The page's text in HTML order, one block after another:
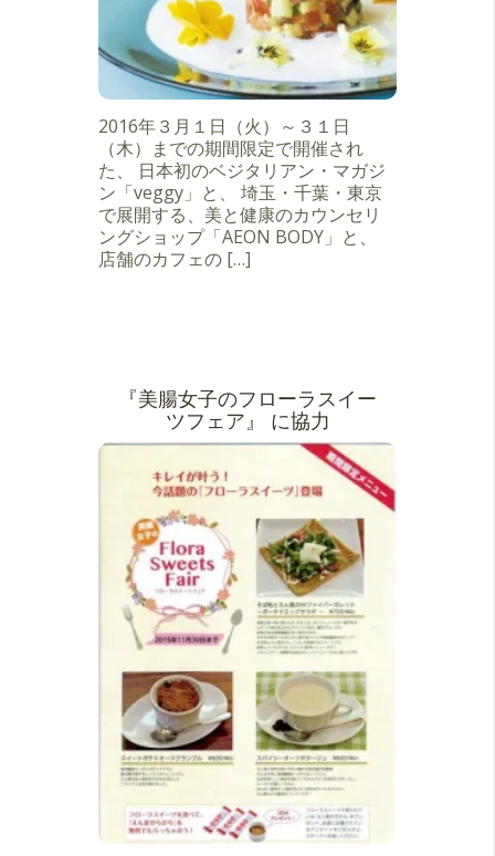
2016年３月１日（火）～３１日
（木）までの期間限定で開催され
た、 日本初のベジタリアン・マガジ
ン「veggy」と、 埼玉・千葉・東京
で展開する、美と健康のカウンセリ
ングショップ「AEON BODY」と、
店舗のカフェの […]
『美腸女子のフローラスイー
ツフェア』 に協力